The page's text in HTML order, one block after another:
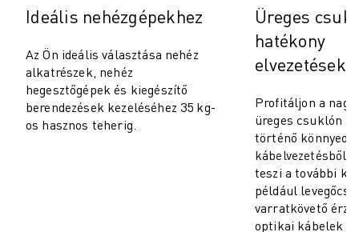
INTELLIGENS GYÁRI MEGOLDÁSOK A TERMELÉS
TERMÉK REGISZTRÁCIÓ " FANUC PORTÁL
ESETTANULMÁNYOK
MEGOLDÁSOK
IPARÁGAK
MINDEN IPARÁG
REPÜLŐGÉP ÉS ŰRKUTATÁS
Ideális nehézgépekhez
Az Ön ideális választása nehéz
alkatrészek, nehéz
hegesztőgépek és kiegészítő
berendezések kezeléséhez 35 kg-
os hasznos teherig.
Üreges
hatékony
Profitáljon a nagy
üreges csuklón
történő könnyed
kábelvezetésből,
teszi a további
például
varratkövető
optikai kábelek